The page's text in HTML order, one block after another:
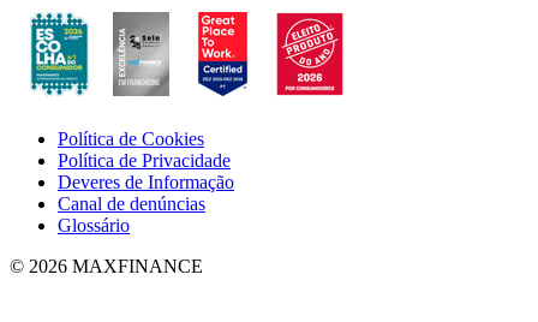
Política de Cookies
Política de Privacidade
Deveres de Informação
Canal de denúncias
Glossário
© 2026 MAXFINANCE